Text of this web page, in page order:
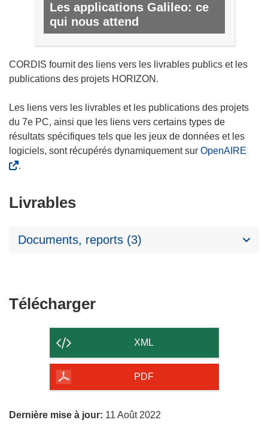
Les applications Galileo: ce
qui nous attend
Nº 59, FÉVRIER 2017
CORDIS fournit des liens vers les livrables publics et les
publications des projets HORIZON.
Les liens vers les livrables et les publications des projets
du 7e PC, ainsi que les liens vers certains types de
résultats spécifiques tels que les jeux de données et les
logiciels, sont récupérés dynamiquement sur OpenAIRE
.
Livrables
Documents, reports (3)
TéléchargerTélécharger
contenu
de
page
XML
PDF
Dernière mise à jour: 11 Août 2022